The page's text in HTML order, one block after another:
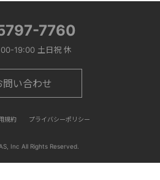
7760
19:00 土日祝 休
問い合わせ
規約 プライバシーポリシー
Inc All Rights Reserved.